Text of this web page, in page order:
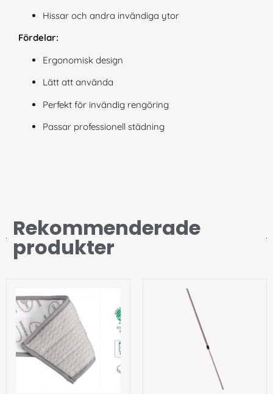
Hissar och andra invändiga ytor
Fördelar:
Ergonomisk design
Lätt att använda
Perfekt för invändig rengöring
Passar professionell städning
Rekommenderade
produkter